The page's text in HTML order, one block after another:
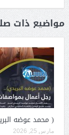
مواضيع ذات
( محمد عوضه
مارس 25, 2026